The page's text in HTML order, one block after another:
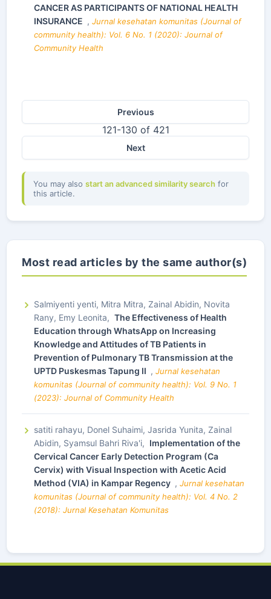
CANCER AS PARTICIPANTS OF NATIONAL HEALTH
INSURANCE , Jurnal kesehatan komunitas (Journal of
community health): Vol. 6 No. 1 (2020): Journal of
Community Health
Previous
121-130 of 421
Next
You may also start an advanced similarity search for
this article.
Most read articles by the same author(s)
Salmiyenti yenti, Mitra Mitra, Zainal Abidin, Novita
Rany, Emy Leonita, The Effectiveness of Health
Education through WhatsApp on Increasing
Knowledge and Attitudes of TB Patients in
Prevention of Pulmonary TB Transmission at the
UPTD Puskesmas Tapung II , Jurnal kesehatan
komunitas (Journal of community health): Vol. 9 No. 1
(2023): Journal of Community Health
satiti rahayu, Donel Suhaimi, Jasrida Yunita, Zainal
Abidin, Syamsul Bahri Riva'i, Implementation of the
Cervical Cancer Early Detection Program (Ca
Cervix) with Visual Inspection with Acetic Acid
Method (VIA) in Kampar Regency , Jurnal kesehatan
komunitas (Journal of community health): Vol. 4 No. 2
(2018): Jurnal Kesehatan Komunitas